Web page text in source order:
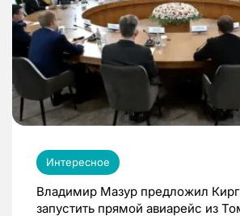
Интересное
Владимир Мазур предложил
запустить прямой авиарейс из